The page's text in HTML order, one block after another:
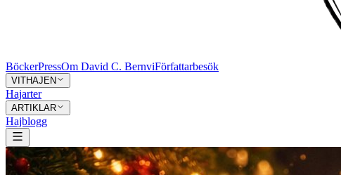
BöckerPressOm David C. BernviFörfattarbesök
VITHAJEN
Hajarter
ARTIKLAR
Hajblogg